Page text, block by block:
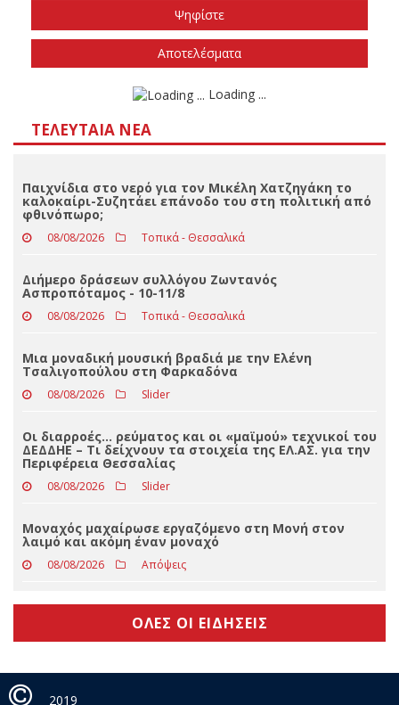
Το φθινόπωρο του 2026
Την άνοιξη του 2027
Δεν ξέρω/δεν απαντώ
ΤΕΛΕΥΤΑΊΑ ΝΈΑ
καλοκαίρι-Συζητάει επάνοδο του στη πολιτική από
φθινόπωρο;
08/08/2026 Τοπικά - Θεσσαλικά
Διήμερο δράσεων συλλόγου Ζωντανός
Ασπροπόταμος - 10-11/8
08/08/2026 Τοπικά - Θεσσαλικά
Μια μοναδική μουσική βραδιά με την Ελένη
Τσαλιγοπούλου στη Φαρκαδόνα
08/08/2026
ΔΕΔΔΗΕ – Τι δείχνουν τα στοιχεία της ΕΛ.ΑΣ. για την
Περιφέρεια Θεσσαλίας
08/08/2026 Slider
Μοναχός μαχαίρωσε εργαζόμενο στη Μονή στον
λαιμό και ακόμη έναν μοναχό
08/08/2026 Απόψεις